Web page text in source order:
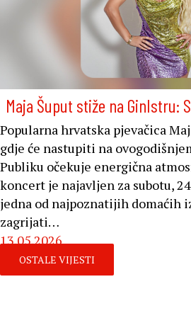
Maja Šuput stiže na GinIstru:
Popularna hrvatska pjevačica
gdje će nastupiti na
Publiku očekuje energična
koncert je najavljen za subotu,
jedna od najpoznatijih domaćih
zagrijati…
13.05.2026
OSTALE VIJESTI